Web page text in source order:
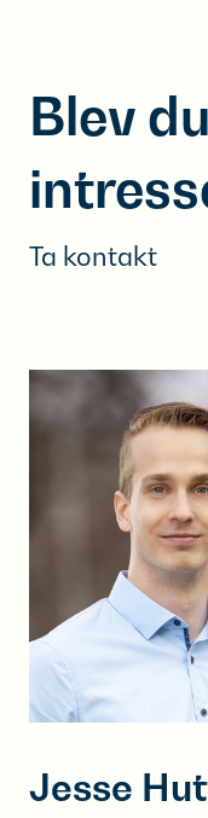
Blev du
Ta kontakt
Jesse